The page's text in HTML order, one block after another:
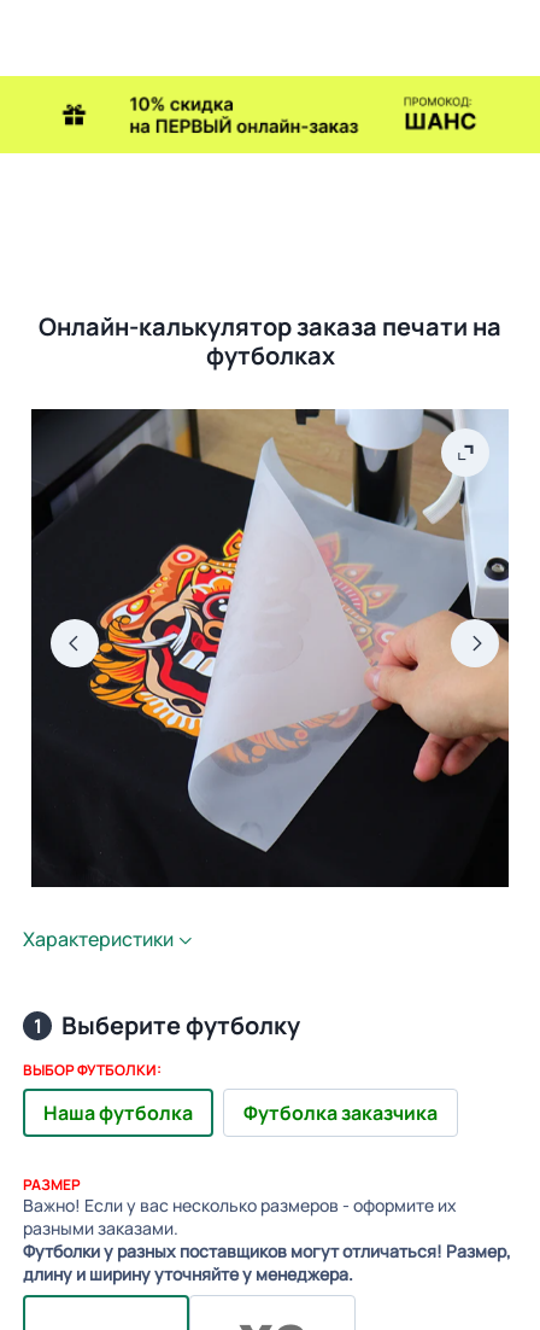
Онлайн-калькулятор заказа печати на
футболках
Характеристики
1 Выберите футболку
ВЫБОР ФУТБОЛКИ:
Наша футболка Футболка заказчика
РАЗМЕР
Важно! Если у вас несколько размеров - оформите их
разными заказами.
Футболки у разных поставщиков могут отличаться! Размер,
длину и ширину уточняйте у менеджера.